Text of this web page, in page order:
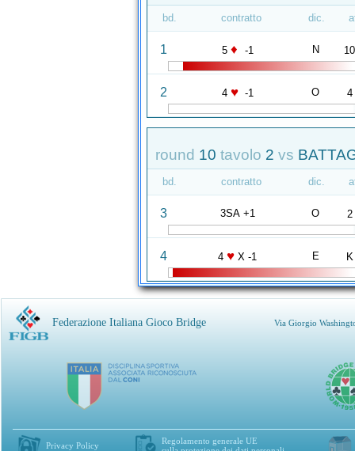
bd. contratto dic.
1 5 ♦ -1 N 10
2 4 ♥ -1 O 4
round 10 tavolo 2 vs
bd. contratto dic.
3 3SA +1 O 2
4 4 ♥ X -1 E K
Federazione Italiana Gioco Bridge Via Giorgio
Privacy Policy
Regolamento generale UE